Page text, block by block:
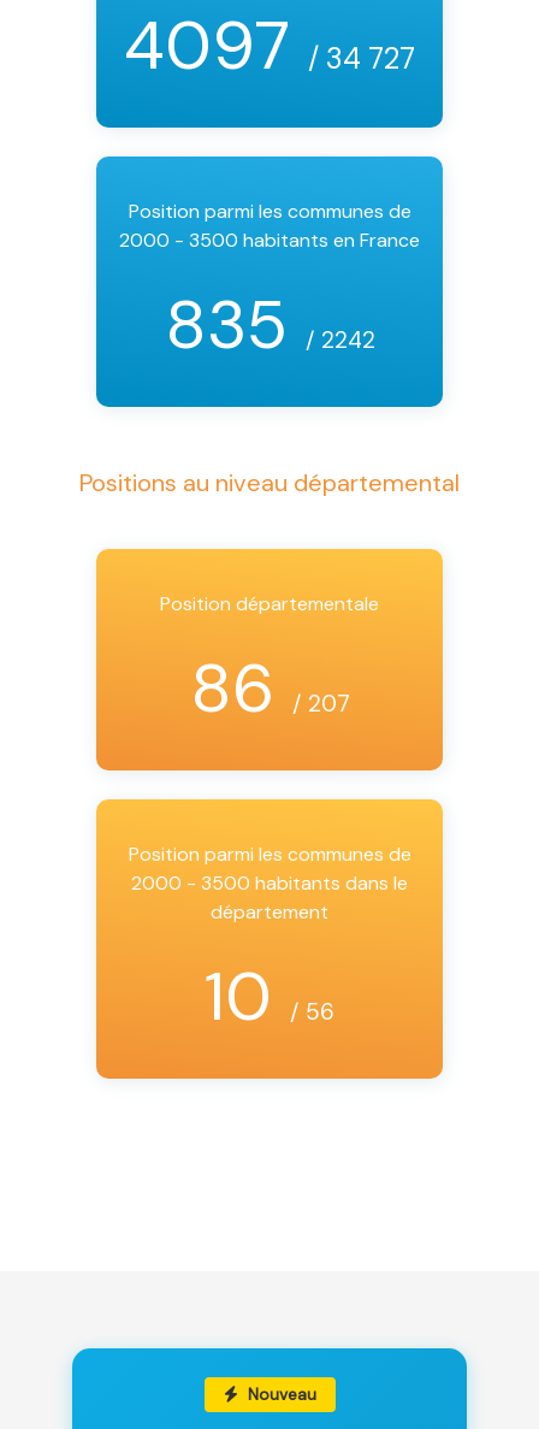
4097 / 34 727
Position parmi les communes de
2000 - 3500 habitants en France
835 / 2242
Positions au niveau départemental
Position départementale
86 / 207
Position parmi les communes de
2000 - 3500 habitants dans le
département
10 / 56
Nouveau